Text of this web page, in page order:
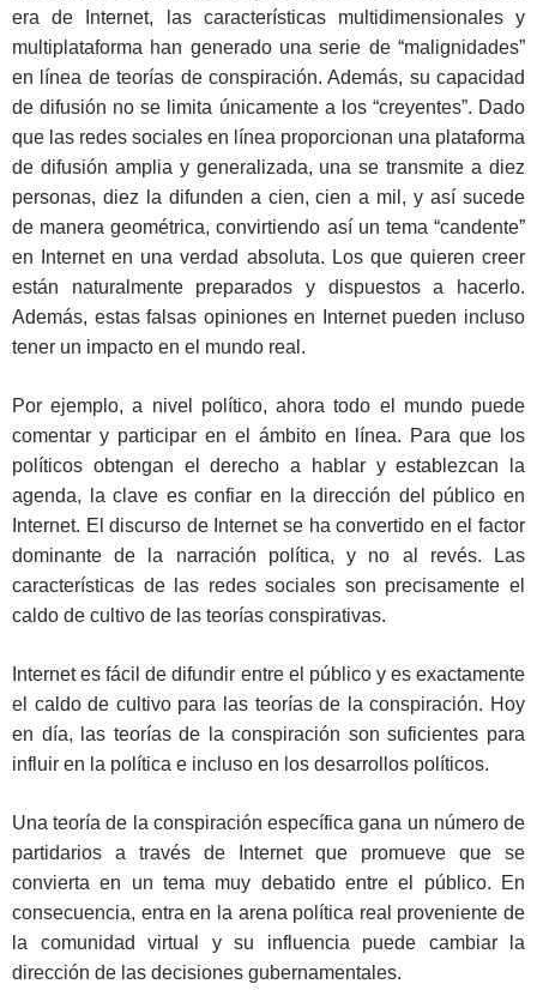
era de Internet, las características multidimensionales y
multiplataforma han generado una serie de “malignidades”
en línea de teorías de conspiración. Además, su capacidad
de difusión no se limita únicamente a los “creyentes”. Dado
que las redes sociales en línea proporcionan una plataforma
de difusión amplia y generalizada, una se transmite a diez
personas, diez la difunden a cien, cien a mil, y así sucede
de manera geométrica, convirtiendo así un tema “candente”
en Internet en una verdad absoluta. Los que quieren creer
están naturalmente preparados y dispuestos a hacerlo.
Además, estas falsas opiniones en Internet pueden incluso
tener un impacto en el mundo real.
Por ejemplo, a nivel político, ahora todo el mundo puede
comentar y participar en el ámbito en línea. Para que los
políticos obtengan el derecho a hablar y establezcan la
agenda, la clave es confiar en la dirección del público en
Internet. El discurso de Internet se ha convertido en el factor
dominante de la narración política, y no al revés. Las
características de las redes sociales son precisamente el
caldo de cultivo de las teorías conspirativas.
Internet es fácil de difundir entre el público y es exactamente
el caldo de cultivo para las teorías de la conspiración. Hoy
en día, las teorías de la conspiración son suficientes para
influir en la política e incluso en los desarrollos políticos.
Una teoría de la conspiración específica gana un número de
partidarios a través de Internet que promueve que se
convierta en un tema muy debatido entre el público. En
consecuencia, entra en la arena política real proveniente de
la comunidad virtual y su influencia puede cambiar la
dirección de las decisiones gubernamentales.